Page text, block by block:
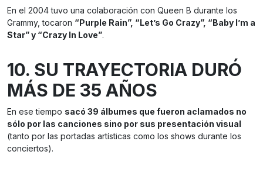
En el 2004 tuvo una colaboración con Queen B durante los
Grammy, tocaron “Purple Rain”, “Let’s Go Crazy”, “Baby I’m a
Star” y “Crazy In Love”.
10. SU TRAYECTORIA DURÓ
MÁS DE 35 AÑOS
En ese tiempo sacó 39 álbumes que fueron aclamados no
sólo por las canciones sino por sus presentación visual
(tanto por las portadas artísticas como los shows durante los
conciertos).